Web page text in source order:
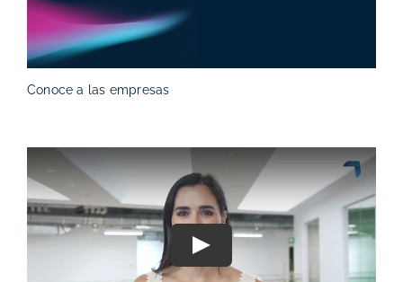
Conoce a las empresas
Play